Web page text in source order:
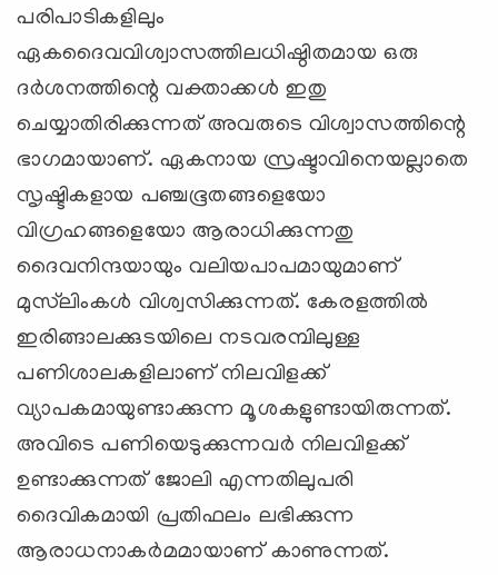
പരിപാടികളിലും
ഏകദൈവവിശ്വാസത്തിലധിഷ്ഠിതമായ ഒരു
ദര്‍ശനത്തിന്റെ വക്താക്കള്‍ ഇതു
ചെയ്യാതിരിക്കുന്നത് അവരുടെ വിശ്വാസത്തിന്റെ
ഭാഗമായാണ്. ഏകനായ സ്രഷ്ടാവിനെയല്ലാതെ
സൃഷ്ടികളായ പഞ്ചഭൂതങ്ങളെയോ
വിഗ്രഹങ്ങളെയോ ആരാധിക്കുന്നതു
ദൈവനിന്ദയായും വലിയപാപമായുമാണ്
മുസ്‌ലിംകള്‍ വിശ്വസിക്കുന്നത്. കേരളത്തില്‍
ഇരിങ്ങാലക്കുടയിലെ നടവരമ്പിലുള്ള
പണിശാലകളിലാണ് നിലവിളക്ക്
വ്യാപകമായുണ്ടാക്കുന്ന മൂശകളുണ്ടായിരുന്നത്.
അവിടെ പണിയെടുക്കുന്നവര്‍ നിലവിളക്ക്
ഉണ്ടാക്കുന്നത് ജോലി എന്നതിലുപരി
ദൈവികമായി പ്രതിഫലം ലഭിക്കുന്ന
ആരാധനാകര്‍മമായാണ് കാണുന്നത്.